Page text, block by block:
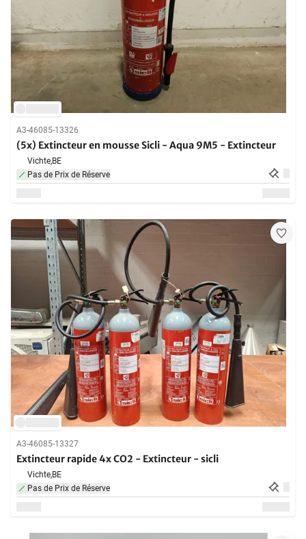
A3-46085-13326
(5x) Extincteur en mousse Sicli - Aqua 9M5 - Extincteur
Vichte,BE
Pas de Prix de Réserve
A3-46085-13327
Extincteur rapide 4x CO2 - Extincteur - sicli
Vichte,BE
Pas de Prix de Réserve